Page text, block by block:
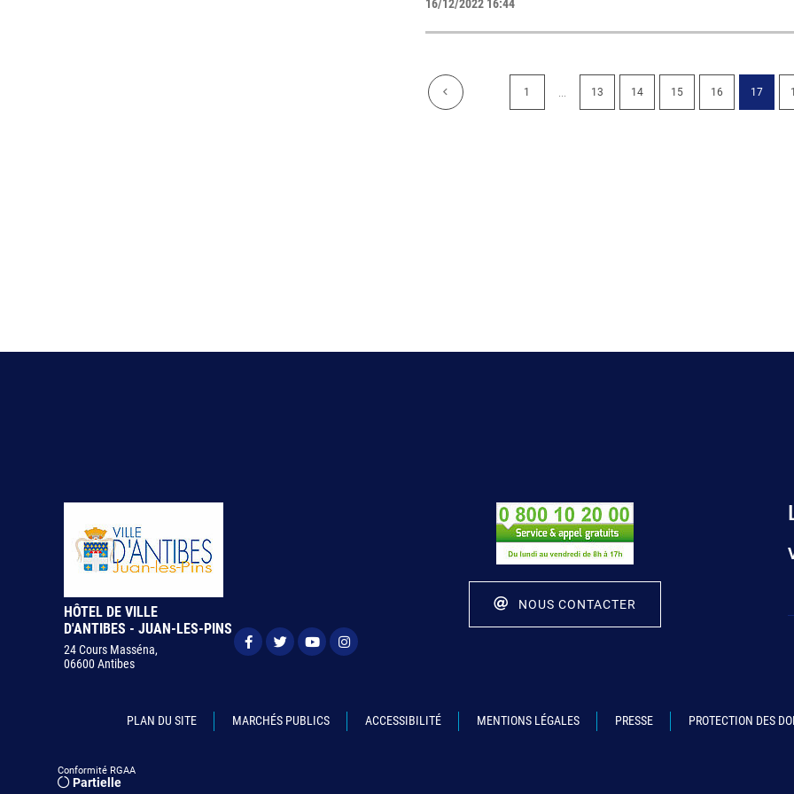
16/12/2022 16:44
1 13 14 15 16 17
HÔTEL DE VILLE
D'ANTIBES - JUAN-LES-PINS
24 Cours Masséna,
06600 Antibes
NOUS CONTACTER
PLAN DU SITE MARCHÉS PUBLICS ACCESSIBILITÉ MENTIONS LÉGALES PRESSE PROTECTION DES
Conformité RGAA
Partielle